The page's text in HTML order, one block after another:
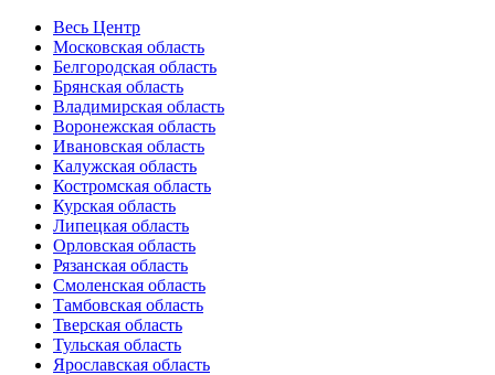
Весь Центр
Московская область
Белгородская область
Брянская область
Владимирская область
Воронежская область
Ивановская область
Калужская область
Костромская область
Курская область
Липецкая область
Орловская область
Рязанская область
Смоленская область
Тамбовская область
Тверская область
Тульская область
Ярославская область